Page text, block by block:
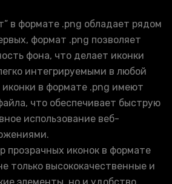
в формате .png обладает рядом
формат .png позволяет
фона, что делает иконки
интегрируемыми в любой
в формате .png имеют
что обеспечивает быструю
использование веб-
прозрачных иконок в формате
только высококачественные и